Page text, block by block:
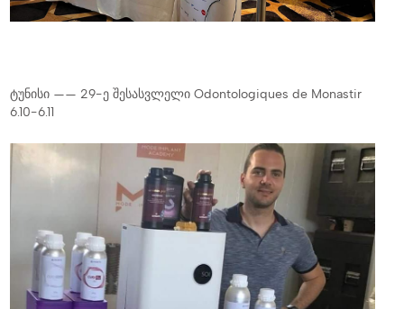
ტუნისი —— 29-ე შესასვლელი Odontologiques de Monastir
6.10-6.11